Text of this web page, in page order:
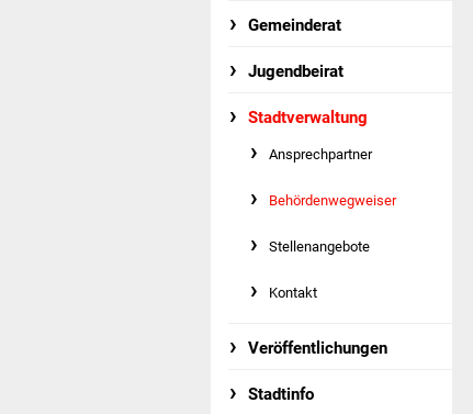
Gemeinderat
Jugendbeirat
Stadtverwaltung
Ansprechpartner
Behördenwegweiser
Stellenangebote
Kontakt
Veröffentlichungen
Stadtinfo